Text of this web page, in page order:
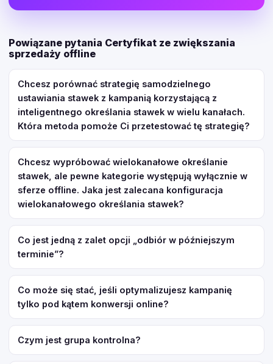
Powiązane pytania Certyfikat ze zwiększania
sprzedaży offline
Chcesz porównać strategię samodzielnego
ustawiania stawek z kampanią korzystającą z
inteligentnego określania stawek w wielu kanałach.
Która metoda pomoże Ci przetestować tę strategię?
Chcesz wypróbować wielokanałowe określanie
stawek, ale pewne kategorie występują wyłącznie w
sferze offline. Jaka jest zalecana konfiguracja
wielokanałowego określania stawek?
Co jest jedną z zalet opcji „odbiór w późniejszym
terminie”?
Co może się stać, jeśli optymalizujesz kampanię
tylko pod kątem konwersji online?
Czym jest grupa kontrolna?